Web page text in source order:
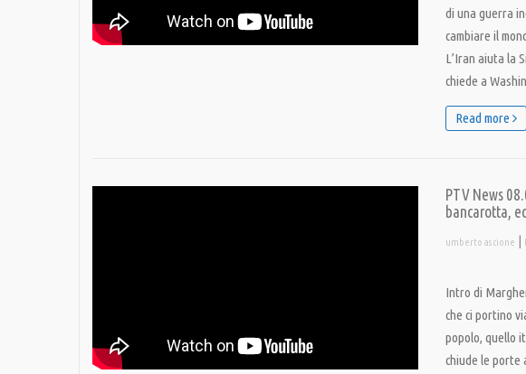
di una guerra
cambiare il
L’Iran aiuta la
chiede a
Read more
PTV News
bancarotta,
umberto ascione |
Intro di
che ci portino
popolo, quello
chiude le porte